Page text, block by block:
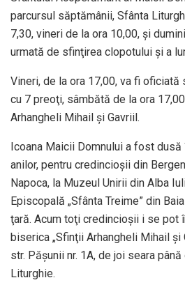
parcursul săptămânii, Sfânta
7,30, vineri de la ora 10,00, şi
urmată de sfinţirea clopotului şi a
Vineri, de la ora 17,00, va fi oficiată
cu 7 preoţi, sâmbătă de la ora
Arhangheli Mihail şi Gavriil.
Icoana Maicii Domnului a fost dusă
anilor, pentru credincioşii din
Napoca, la Muzeul Unirii din Alba
Episcopală „Sfânta Treime” din
ţară. Acum toţi credincioşii i se pot
biserica „Sfinţii Arhangheli Mihail şi
str. Păşunii nr. 1A, de joi seara
Liturghie.